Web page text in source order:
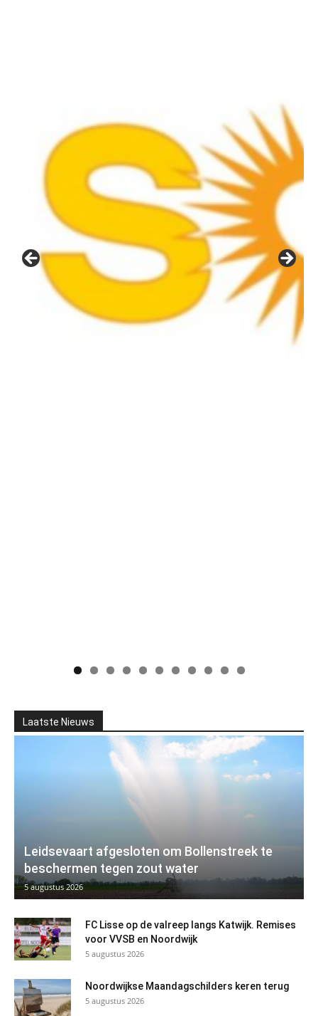
Laatste Nieuws
Leidsevaart afgesloten om Bollenstreek te
beschermen tegen zout water
5 augustus 2026
FC Lisse op de valreep langs Katwijk. Remises
voor VVSB en Noordwijk
5 augustus 2026
Noordwijkse Maandagschilders keren terug
5 augustus 2026